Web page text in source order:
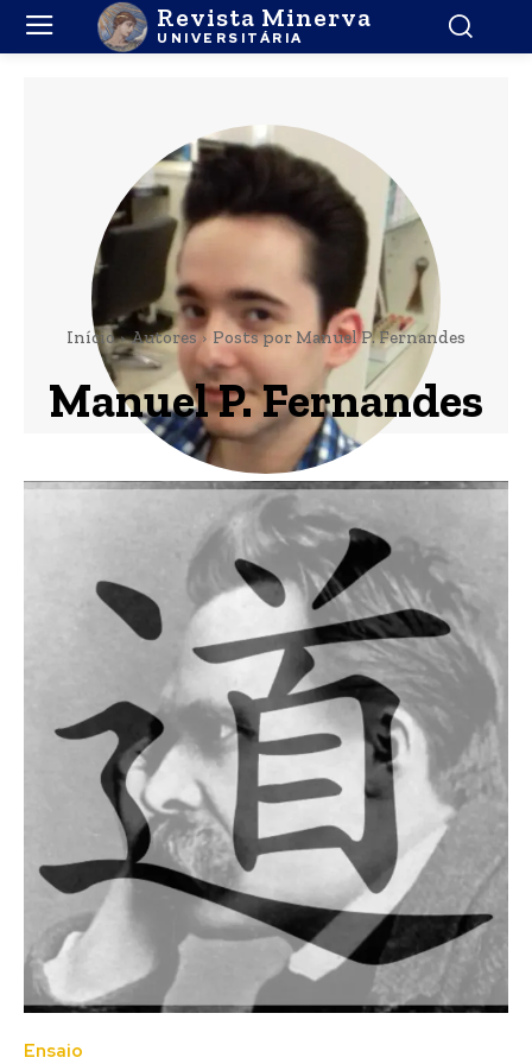
Revista Minerva
UNIVERSITÁRIA
Início Autores Posts por Manuel P. Fernandes
Manuel P. Fernandes
Ensaio